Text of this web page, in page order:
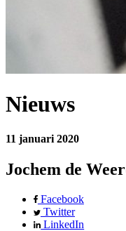
Nieuws
11 januari 2020
Jochem de
Facebook
Twitter
LinkedIn